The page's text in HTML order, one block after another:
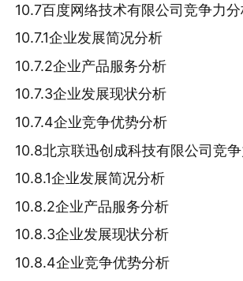
10.7百度网络技术有限公司竞争力
10.7.1企业发展简况分析
10.7.2企业产品服务分析
10.7.3企业发展现状分析
10.7.4企业竞争优势分析
10.8北京联迅创成科技有限公司竞
10.8.1企业发展简况分析
10.8.2企业产品服务分析
10.8.3企业发展现状分析
10.8.4企业竞争优势分析